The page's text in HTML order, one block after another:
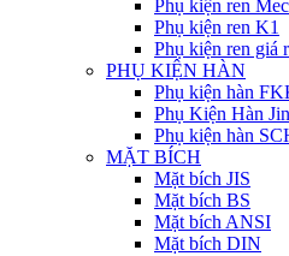
Phụ kiện ren
Phụ kiện ren K1
Phụ kiện ren giá
PHỤ KIỆN HÀN
Phụ kiện hàn
Phụ Kiện Hàn
Phụ kiện hàn
MẶT BÍCH
Mặt bích JIS
Mặt bích BS
Mặt bích ANSI
Mặt bích DIN